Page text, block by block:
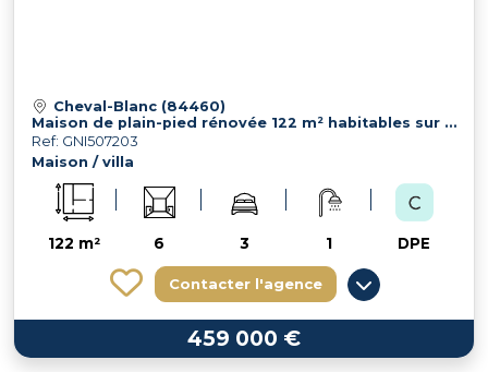
Cheval-Blanc (84460)
Maison de plain-pied rénovée 122 m² habitables sur 987 m² de terrain
Ref: GNI507203
Maison / villa
122 m² 6 3 1 DPE
Contacter l'agence
459 000 €